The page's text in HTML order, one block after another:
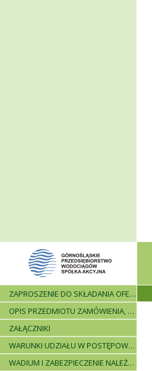
ZAPROSZENIE DO SKŁADANIA OFERT - INFORMACJE OGÓLNE
OPIS PRZEDMIOTU ZAMÓWIENIA, WARUNKI DOSTAWY, WARUNKI PŁATNICZE
ZAŁĄCZNIKI
WARUNKI UDZIAŁU W POSTĘPOWANIU I WYKAZ WYMAGANYCH DOKUMENTÓW
WADIUM I ZABEZPIECZENIE NALEŻYTEGO WYKONANIA UMOWY